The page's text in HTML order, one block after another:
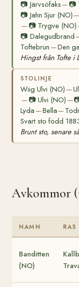
📷 Järvsöfaks— 📷
📷 Jahn Sjur (NO)—
— 📷 Trygve (NO)
📷 Dalegudbrand
Toftebrun —Den
Hingst från Tofte i
STOLINJE
Wiig Ulvi (NO) —
— 📷Ulvi (NO) —
Lyda —Bella—
Svart sto född
Brunt sto, senare
Avkommor
NAMN RAS
Banditten
(NO)